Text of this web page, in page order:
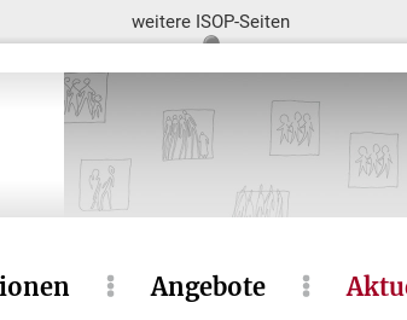
weitere ISOP-Seiten
Angebote